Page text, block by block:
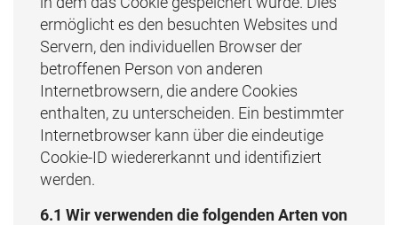
ermöglicht es den besuchten Websites und
Servern, den individuellen Browser der
betroffenen Person von anderen
Internetbrowsern, die andere Cookies
enthalten, zu unterscheiden. Ein bestimmter
Internetbrowser kann über die eindeutige
Cookie-ID wiedererkannt und identifiziert
werden.
6.1 Wir verwenden die folgenden Arten von